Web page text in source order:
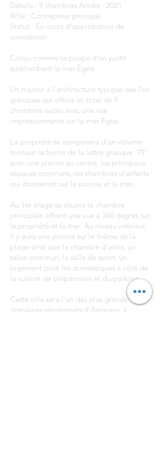
Détails : 9 chambres Année : 2021
Rôle : Concepteur principal
Statut : En cours d'approbation de
conception
Conçu comme la poupe d'un yacht
surplombant la mer Égée.
Un manoir à l'architecture typique des îles
grecques qui offrira un total de 9
chambres-suites avec une vue
impressionnante sur la mer Égée.
La propriété se composera d'un volume
formant la forme de la lettre grecque "Π"
avec une piscine au centre, les principaux
espaces communs, les chambres d'enfants
qui donneront sur la piscine et la mer.
Au 1er étage se situera la chambre
principale offrant une vue à 360 degrés sur
la propriété et la mer. Au niveau inférieur,
il y aura une piscine sur le thème de la
plage ainsi que la chambre d'amis, un
salon commun, la salle de sport, un
logement pour les domestiques à côté de
la cuisine de préparation et du parking.
Cette villa sera l'un des plus grands
domaines résidentiels d'Antiparo. Il